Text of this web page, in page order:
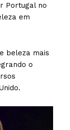
Portugal no
em
beleza mais
o